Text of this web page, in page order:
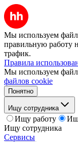
Мы используем
правильную работу
трафик.
Правила
Мы используем
файлов cookie
Понятно
Ищу сотрудника
Ищу работу
Ищу сотрудника
Сервисы